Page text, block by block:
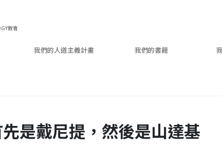
教會
我們的人道主義計畫 我們的書籍
是戴尼提，然後是山達基